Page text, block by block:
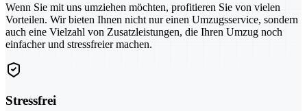
Wenn Sie mit uns umziehen möchten, profitieren Sie von vielen
Vorteilen. Wir bieten Ihnen nicht nur einen Umzugsservice, sondern
auch eine Vielzahl von Zusatzleistungen, die Ihren Umzug noch
einfacher und stressfreier machen.
Stressfrei